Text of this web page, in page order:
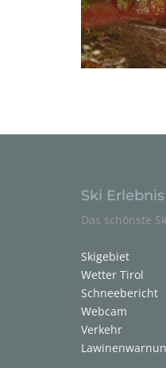
Ski
Das schönste
Skigebiet
Wetter Tirol
Schneebericht
Webcam
Verkehr